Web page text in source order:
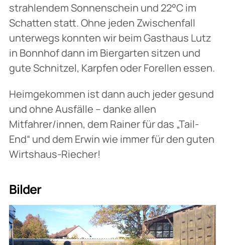
strahlendem Sonnenschein und 22°C im
Schatten statt. Ohne jeden Zwischenfall
unterwegs konnten wir beim Gasthaus Lutz
in Bonnhof dann im Biergarten sitzen und
gute Schnitzel, Karpfen oder Forellen essen.
Heimgekommen ist dann auch jeder gesund
und ohne Ausfälle – danke allen
Mitfahrer/innen, dem Rainer für das „Tail-
End“ und dem Erwin wie immer für den guten
Wirtshaus-Riecher!
Bilder